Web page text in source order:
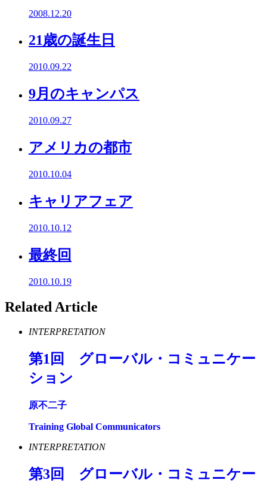
2008.12.20
21歳の誕生日
2010.09.22
9月のキャンパス
2010.09.27
アメリカの都市
2010.10.04
キャリアフェア
2010.10.12
最終回
2010.10.19
Related Article
INTERPRETATION
第1回 グローバル・コミュニケー
ション
原不二子
Training Global Communicators
INTERPRETATION
第3回 グローバル・コミュニケー